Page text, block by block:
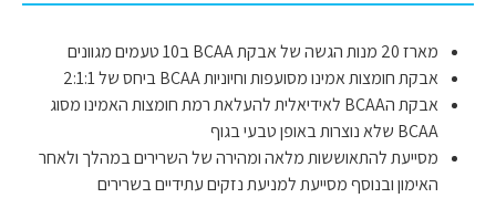
מארז 20 מנות הגשה של אבקת BCAA ב10 טעמים מגוונים
אבקת חומצות אמינו מסועפות וחיוניות BCAA ביחס של 2:1:1
אבקת הBCAA לאידיאלית להעלאת רמת חומצות האמינו מסוג
BCAA שלא נוצרות באופן טבעי בגוף
מסייעת להתאוששות מלאה ומהירה של השרירים במהלך ולאחר
האימון ובנוסף מסייעת למניעת נזקים עתידיים בשרירים